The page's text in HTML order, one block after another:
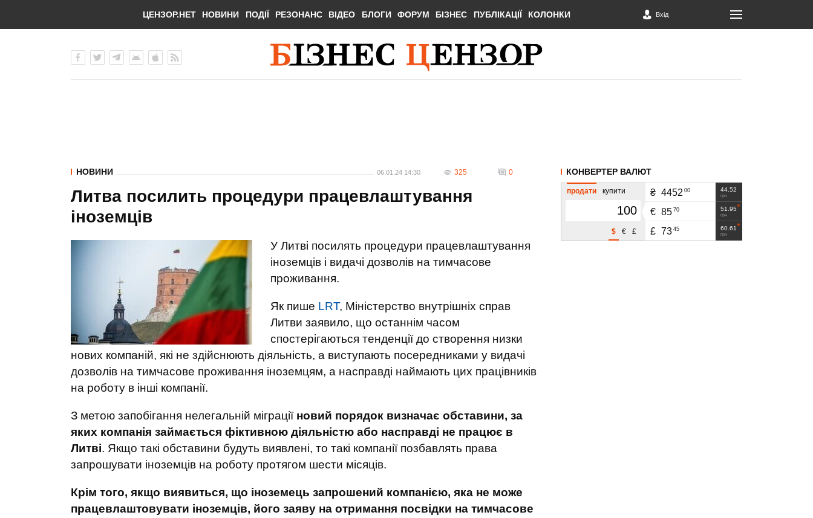
ЦЕНЗОР.НЕТ НОВИНИ ПОДІЇ РЕЗОНАНС ВІДЕО БЛОГИ ФОРУМ БІЗНЕС ПУБЛІКАЦІЇ КОЛОНКИ Вхід
НОВИНИ 06.01.24 14:30 325 0
Литва посилить процедури працевлаштування
іноземців
У Литві посилять процедури працевлаштування
іноземців і видачі дозволів на тимчасове
проживання.
Як пише LRT, Міністерство внутрішніх справ
Литви заявило, що останнім часом
спостерігаються тенденції до створення низки
нових компаній, які не здійснюють діяльність, а виступають посередниками у видачі
дозволів на тимчасове проживання іноземцям, а насправді наймають цих працівників
на роботу в інші компанії.
З метою запобігання нелегальній міграції новий порядок визначає обставини, за
яких компанія займається фіктивною діяльністю або насправді не працює в
Литві. Якщо такі обставини будуть виявлені, то такі компанії позбавлять права
запрошувати іноземців на роботу протягом шести місяців.
Крім того, якщо виявиться, що іноземець запрошений компанією, яка не може
працевлаштовувати іноземців, його заяву на отримання посвідки на тимчасове
КОНВЕРТЕР ВАЛЮТ
продати купити
£
€
$
44.52
грн
₴ 4452 00
51.95
грн
€ 85 70
60.61
грн
£ 73 45